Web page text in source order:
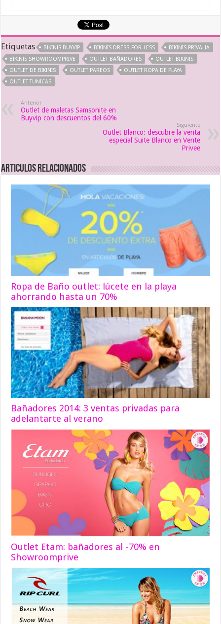
Etiquetas BIKINIS BUYVIP BIKINIS DRESS-FOR-LESS
BIKINIS PRIVALIA
BIKINIS SHOWROOMPRIVE
OUTLET BAÑADORES
OUTLET BIKINIS
OUTLET DE BIKINIS
OUTLET PAREOS
OUTLET ROPA DE PLAYA
OUTLET TUNICAS
Anterior
Outlet de maletas Samsonite en
Buyvip con descuentos del 60%
Siguiente
Outlet Blanco: descubre la venta
especial Suite Blanco en Vente
Privee
Articulos relacionados
Ropa de Baño outlet: lúcete en la playa
ahorrando hasta un 70%
Bañadores 2014: 3 ventas privadas para
adelantarte al verano
Outlet Etam: bañadores al -70% en
Showroomprive